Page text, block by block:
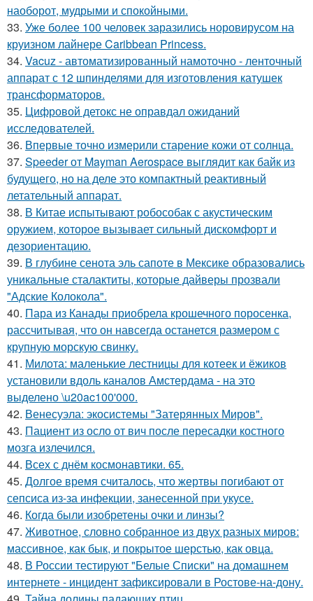
наоборот, мудрыми и спокойными.
33. Уже более 100 человек заразились норовирусом на
круизном лайнере Caribbean Princess.
34. Vacuz - автоматизированный намоточно - ленточный
аппарат с 12 шпинделями для изготовления катушек
трансформаторов.
35. Цифровой детокс не оправдал ожиданий
исследователей.
36. Впервые точно измерили старение кожи от солнца.
37. Speeder от Mayman Aerospace выглядит как байк из
будущего, но на деле это компактный реактивный
летательный аппарат.
38. В Китае испытывают робособак с акустическим
оружием, которое вызывает сильный дискомфорт и
дезориентацию.
39. В глубине сенота эль сапоте в Мексике образовались
уникальные сталактиты, которые дайверы прозвали
"Адские Колокола".
40. Пара из Канады приобрела крошечного поросенка,
рассчитывая, что он навсегда останется размером с
крупную морскую свинку.
41. Милота: маленькие лестницы для котеек и ёжиков
установили вдоль каналов Амстердама - на это
выделено \u20ac100'000.
42. Венесуэла: экосистемы "Затерянных Миров".
43. Пациент из осло от вич после пересадки костного
мозга излечился.
44. Всех с днём космонавтики. 65.
45. Долгое время считалось, что жертвы погибают от
сепсиса из-за инфекции, занесенной при укусе.
46. Когда были изобретены очки и линзы?
47. Животное, словно собранное из двух разных миров:
массивное, как бык, и покрытое шерстью, как овца.
48. В России тестируют "Белые Списки" на домашнем
интернете - инцидент зафиксировали в Ростове-на-дону.